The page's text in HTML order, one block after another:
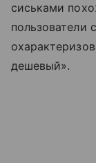
сиськами
пользователи
дешевый».